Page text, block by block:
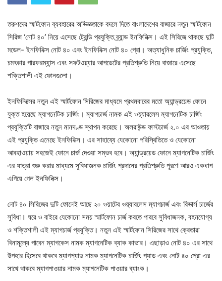
তরুণদের স্মার্টফোন ব্যবহারের অভিজ্ঞতাকে বদলে দিতে বাংলাদেশের বাজারে নতুন স্মার্টফোন
সিরিজ ‘নোট ৪০’ নিয়ে এসেছে ট্রেন্ডি প্রযুক্তি ব্র্যান্ড ইনফিনিক্স। এই সিরিজে থাকছে দুটি
মডেল- ইনফিনিক্স নোট ৪০ এবং ইনফিনিক্স নোট ৪০ প্রো। অত্যাধুনিক চার্জিং প্রযুক্তি,
চমৎকার পারফরম্যান্স এবং সফটওয়্যার আপডেটের প্রতিশ্রুতি নিয়ে বাজারে এসেছে
শক্তিশালী এই ফোনগুলো।
ইনফিনিক্সের নতুন এই স্মার্টফোন সিরিজের মাধ্যমে প্রথমবারের মতো অ্যান্ড্রয়েড ফোনে
যুক্ত হয়েছে ম্যাগনেটিক চার্জিং। ম্যাগচার্জ নামক এই ওয়্যারলেস ম্যাগনেটিক চার্জিং
প্রযুক্তিটি বাজারে নতুন মানদণ্ড স্থাপন করেছে। অলরাউন্ড ফাস্টচার্জ ২.০ এর আওতায়
এই প্রযুক্তি এনেছে ইনফিনিক্স। এর সাহায্যে যেকোনো পরিস্থিতিতে ও যেকোনো
আবহাওয়ায় সহজেই ফোনে চার্জ দেওয়া সম্ভব হবে। অ্যান্ড্রয়েড ফোনে ম্যাগনেটিক চার্জিং
এর যাত্রা শুরু করার মাধ্যমে সুবিধাজনক চার্জিং প্রদানের প্রতিশ্রুতি পূরণে আরও একধাপ
এগিয়ে গেল ইনফিনিক্স।
নোট ৪০ সিরিজের দুটি ফোনেই আছে ২০ ওয়াটের ওয়্যারলেস ম্যাগচার্জ এবং রিভার্স চার্জের
সুবিধা। ঘরে ও বাইরে যেকোনো সময় স্মার্টফোন চার্জ করতে পারবে সুবিধাজনক, বহনযোগ্য
ও শক্তিশালী এই ম্যাগচার্জ প্রযুক্তি। নতুন এই স্মার্টফোন সিরিজের সাথে ক্রেতারা
বিনামূল্যে পাবেন ম্যাগকেস নামক ম্যাগনেটিক ব্যাক কাভার। এছাড়াও নোট ৪০ এর সাথে
উপহার হিসেবে থাকবে ম্যাগপ্যাড নামক ম্যাগনেটিক চার্জিং প্যাড এবং নোট ৪০ প্রো এর
সাথে থাকবে ম্যাগপাওয়ার নামক ম্যাগনেটিক পাওয়ার ব্যাংক।